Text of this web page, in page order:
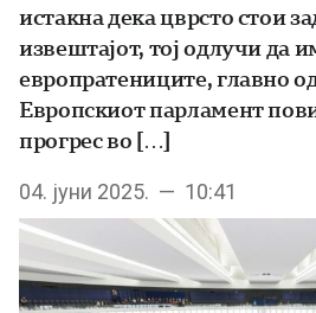
истакна дека цврсто стои
извештајот, тој одлучи да
европратениците, главно
Европскиот парламент
прогрес во […]
04. јуни 2025. — 10:41